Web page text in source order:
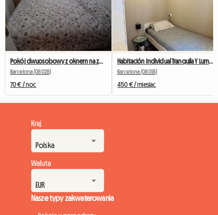
Pokój dwuosobowy z oknem na zewnątrz naprzeciwko Camp Nou
Barcelona (08028)
70 € / noc
Habitación Individual Tranquila Y Luminosa
Barcelona (08018)
450 € / miesiąc
Kraj
Waluta
Nasze typy zakwaterowania